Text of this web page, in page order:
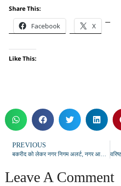
Share This:
Facebook X
Like This:
PREVIOUS
बकरीद को लेकर नगर निगम अलर्ट, नगर आयुक्त ने किया संवेदनशील इलाकों का निरीक्षण
Leave A Comment